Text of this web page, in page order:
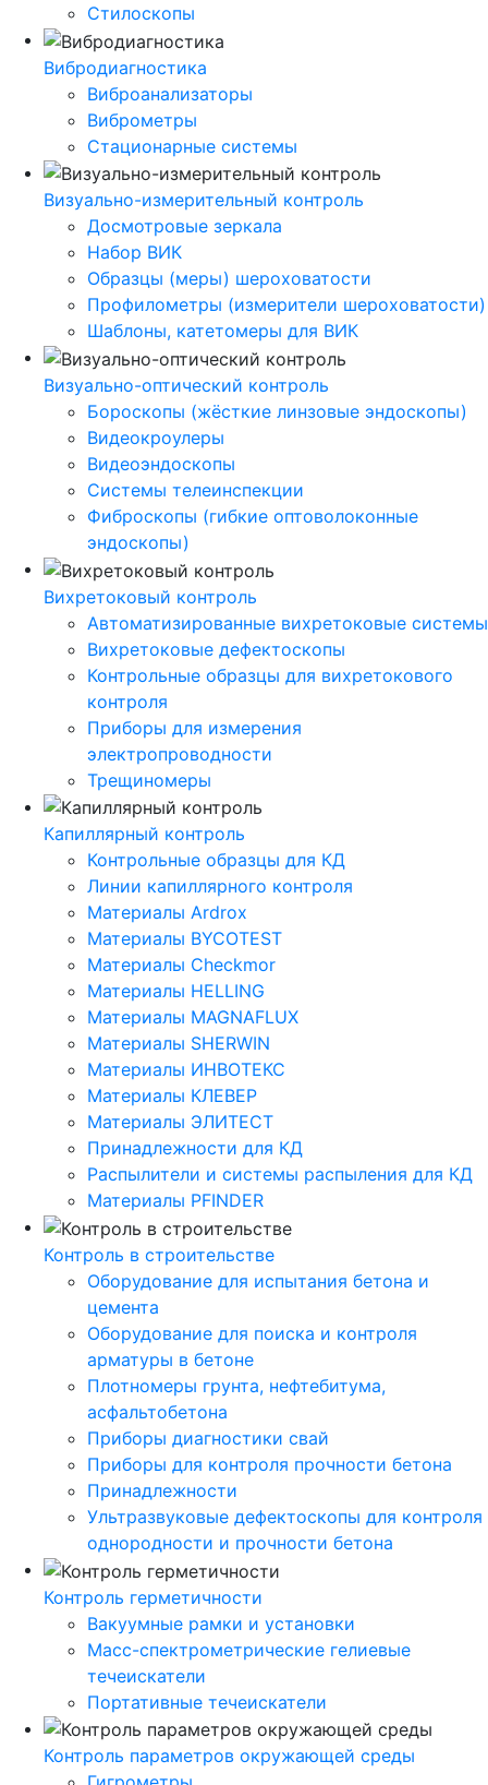
Стилоскопы
Вибродиагностика
Виброанализаторы
Виброметры
Стационарные системы
Визуально-измерительный контроль
Досмотровые зеркала
Набор ВИК
Образцы (меры) шероховатости
Профилометры (измерители шероховатости)
Шаблоны, катетомеры для ВИК
Визуально-оптический контроль
Бороскопы (жёсткие линзовые эндоскопы)
Видеокроулеры
Видеоэндоскопы
Системы телеинспекции
Фиброскопы (гибкие оптоволоконные
эндоскопы)
Вихретоковый контроль
Автоматизированные вихретоковые системы
Вихретоковые дефектоскопы
Контрольные образцы для вихретокового
контроля
Приборы для измерения
электропроводности
Трещиномеры
Капиллярный контроль
Контрольные образцы для КД
Линии капиллярного контроля
Материалы Ardrox
Материалы BYCOTEST
Материалы Checkmor
Материалы HELLING
Материалы MAGNAFLUX
Материалы SHERWIN
Материалы ИНВОТЕКС
Материалы КЛЕВЕР
Материалы ЭЛИТЕСТ
Принадлежности для КД
Распылители и системы распыления для КД
Материалы PFINDER
Контроль в строительстве
Оборудование для испытания бетона и
цемента
Оборудование для поиска и контроля
арматуры в бетоне
Плотномеры грунта, нефтебитума,
асфальтобетона
Приборы диагностики свай
Приборы для контроля прочности бетона
Принадлежности
Ультразвуковые дефектоскопы для контроля
однородности и прочности бетона
Контроль герметичности
Вакуумные рамки и установки
Масс-спектрометрические гелиевые
течеискатели
Портативные течеискатели
Контроль параметров окружающей среды